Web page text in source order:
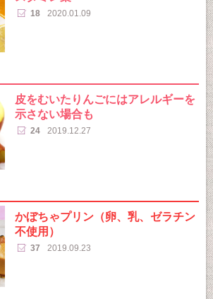
18 2020.01.09
皮をむいたりんごにはアレルギーを
示さない場合も
24 2019.12.27
かぼちゃプリン（卵、乳、ゼラチン
不使用）
37 2019.09.23